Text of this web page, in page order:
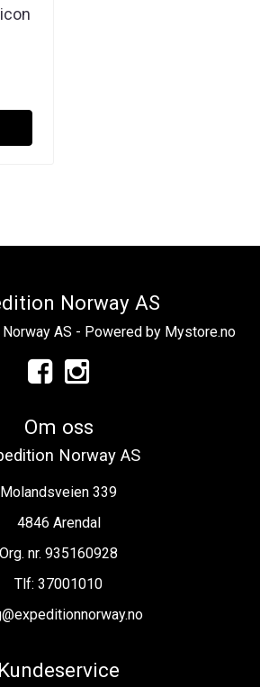
Norway AS
AS - Powered by Mystore.no
Om oss
Norway AS
Molandsveien 339
4846 Arendal
Org. nr. 935160928
Tlf: 37001010
Kundeservice